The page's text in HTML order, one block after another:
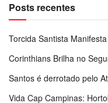
Posts recentes
Torcida Santista
Corinthians Brilha no
Santos é derrotado pelo
Vida Cap Campinas: